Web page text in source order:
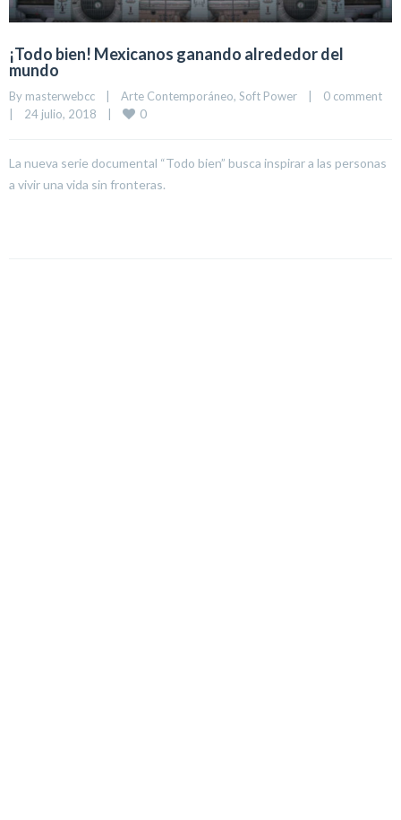
¡Todo bien! Mexicanos ganando alrededor del
mundo
By masterwebcc | Arte Contemporáneo, Soft Power |
0 comment
|
24 julio, 2018 | 0
La nueva serie documental “Todo bien” busca inspirar a las personas
a vivir una vida sin fronteras.